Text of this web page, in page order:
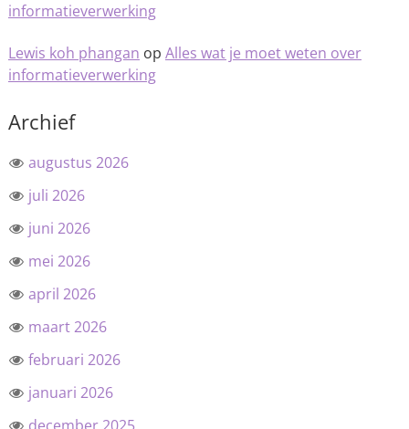
informatieverwerking
Lewis koh phangan op Alles wat je moet weten over
informatieverwerking
Archief
augustus 2026
juli 2026
juni 2026
mei 2026
april 2026
maart 2026
februari 2026
januari 2026